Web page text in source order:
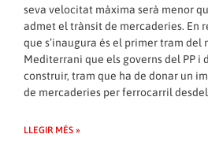
seva velocitat màxima serà menor
admet el trànsit de mercaderies. En
que s’inaugura és el primer tram del
Mediterrani que els governs del PP i
construir, tram que ha de donar un
de mercaderies per ferrocarril
LLEGIR MÉS »